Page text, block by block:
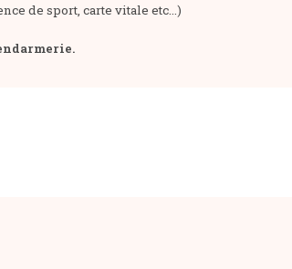
de sport, carte vitale etc…)